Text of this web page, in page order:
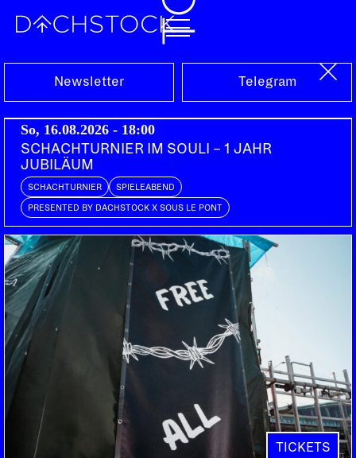
Sa, 07.04.2018
GRAND MOTHER'S FUNCK
FRISCHE FISCHE FUNK Bern
DJ FUNKY MOSQUITO Bern | Funky Mosquito Productions
STRONG LEGS Bern | PTTP
DOORS:
21:00
VORVERKAUF:
PETZI.CH
ABENDKASSE:
30.-
Newsletter Telegram
So, 16.08.2026 - 18:00
SCHACHTURNIER IM SOULI – 1 JAHR
JUBILÄUM
SCHACHTURNIER SPIELEABEND
PRESENTED BY DACHSTOCK X SOUS LE PONT
TICKETS